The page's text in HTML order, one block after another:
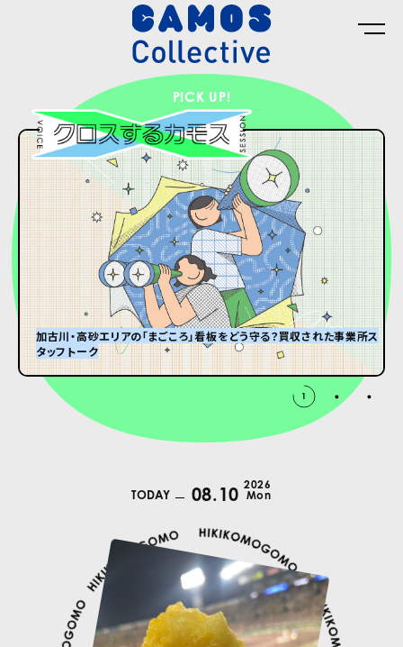
PICK UP!
加古川・高砂エリアの「まごころ」看板をどう守る？買収された事業所ス
タッフトーク
グランパはオズウェル・E・スペンサー
#8 ひんやり冷たい大きなダンボール箱が届くまで。
2
TODAY 08.10 2026
Mon